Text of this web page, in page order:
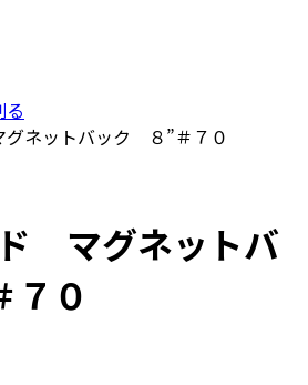
る
ネットバック ８”＃７０
マグネットバ
０